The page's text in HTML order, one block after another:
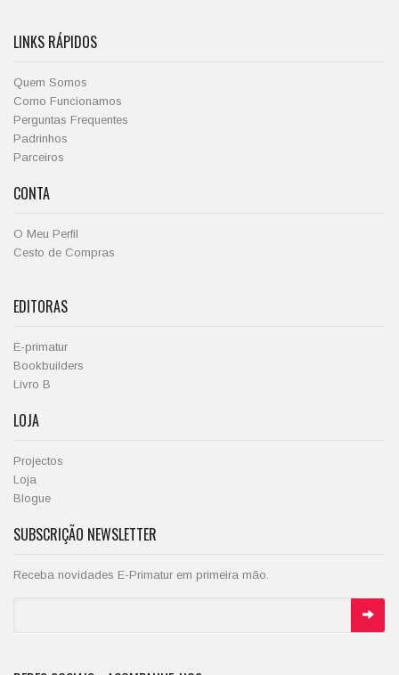
LINKS RÁPIDOS
Quem Somos
Como Funcionamos
Perguntas Frequentes
Padrinhos
Parceiros
CONTA
O Meu Perfil
Cesto de Compras
EDITORAS
E-primatur
Bookbuilders
Livro B
LOJA
Projectos
Loja
Blogue
SUBSCRIÇÃO NEWSLETTER
Receba novidades E-Primatur em primeira mão.